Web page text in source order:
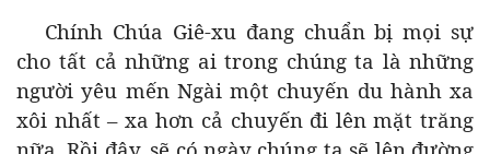
Chính Chúa Giê-xu đang chuẩn bị mọi sự
cho tất cả những ai trong chúng ta là những
người yêu mến Ngài một chuyến du hành xa
xôi nhất – xa hơn cả chuyến đi lên mặt trăng